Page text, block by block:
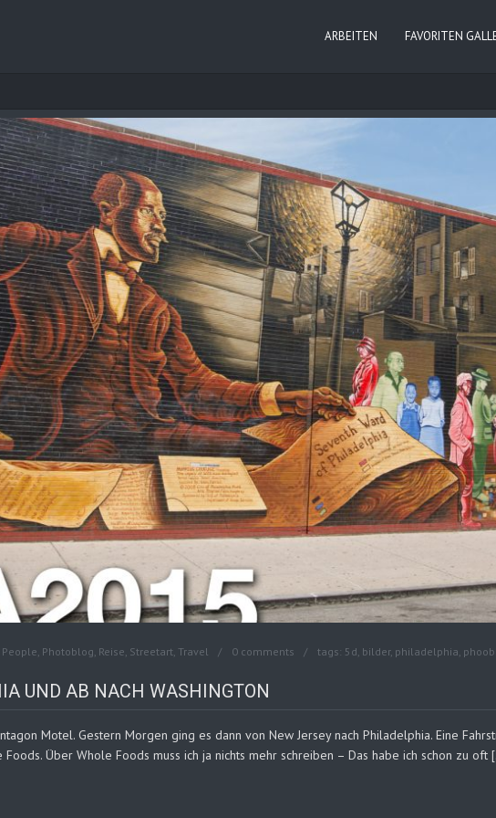
ARBEITEN FAVORITEN
People, Photoblog, Reise, Streetart, Travel 0 comments tags: 5d, bilder, philadelphia,
UND AB NACH WASHINGTON
Motel. Gestern Morgen ging es dann von New Jersey nach Philadelphia. Eine
Foods. Über Whole Foods muss ich ja nichts mehr schreiben – Das habe ich schon zu oft